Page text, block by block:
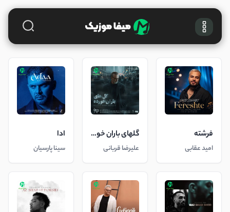
فرشته
امید عقابی
گلهای باران خورده
علیرضا قربانی
ادا
سینا پارسیان